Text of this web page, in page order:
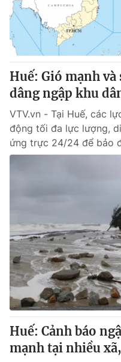
Tin tức
Thế giới đó đây
Câu chuyện quốc tế
Kinh tế
Tài chính
Thị trường
Góc doanh nghiệp
Dữ liệu và đời sống
Truyền hình
Phim VTV
Hậu trường
Giải trí
Điện ảnh
Chất lượng cuộc sống
Giáo dục
Tuyển sinh
Học trực tuyến
Công nghệ
Hitech Công nghệ
Sản phẩm
Thị trường
Tư vấn
Giao lưu trực tuyến
Lịch phát sóng
Chuyên mục khác
Huế: Gió mạnh
dâng ngập khu
VTV.vn - Tại Huế, các
động tối đa lực lượng,
ứng trực 24/24 để bảo
Huế: Cảnh báo
mạnh tại nhiều